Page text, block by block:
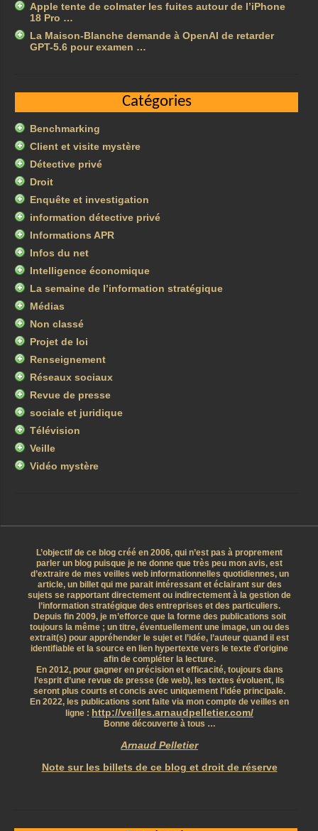
Apple tente de colmater les fuites autour de l’iPhone
18 Pro …
La Maison-Blanche demande à OpenAI de retarder
GPT-5.6 pour examen …
Catégories
Benchmarking
Client et visite mystère
Détective privé
Droit
Enquête et investigation
information détective privé
Informations APR
Infos du net
Intelligence économique
La semaine de l’information stratégique
Médias
Non classé
Projet de loi
Renseignement
Réseaux sociaux
Revue de presse
sociale et juridique
Télévision
Veille
Vidéo mystère
L’objectif de ce blog créé en 2006, qui n’est pas à proprement
parler un blog puisque je ne donne que très peu mon avis, est
d’extraire de mes veilles web informationnelles quotidiennes, un
article, un billet qui me parait intéressant et éclairant sur des
sujets se rapportant directement ou indirectement à la gestion de
l’information stratégique des entreprises et des particuliers.
Depuis fin 2009, je m’efforce que la forme des publications soit
toujours la même ; un titre, éventuellement une image, un ou des
extrait(s) pour appréhender le sujet et l’idée, l’auteur quand il est
identifiable et la source en lien hypertexte vers le texte d’origine
afin de compléter la lecture.
En 2012, pour gagner en précision et efficacité, toujours dans
l’esprit d’une revue de presse (de web), les textes évoluent, ils
seront plus courts et concis avec uniquement l’idée principale.
En 2022, les publications sont faite via mon compte de veilles en
ligne : http://veilles.arnaudpelletier.com/
Bonne découverte à tous …
Arnaud Pelletier
Note sur les billets de ce blog et droit de réserve